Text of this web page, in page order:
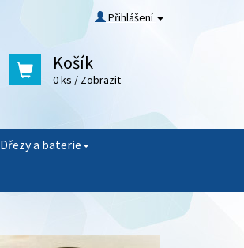
Přihlášení
Košík
0 ks / Zobrazit
Dřezy a baterie